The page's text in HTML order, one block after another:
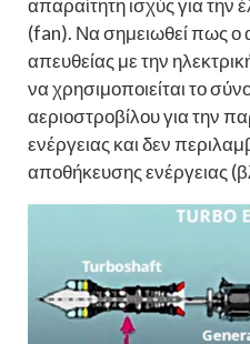
απαραίτητη ισχύς για την
(fan). Να σημειωθεί πως ο
απευθείας με την
να χρησιμοποιείται το
αεριοστροβίλου για την
ενέργειας και δεν
αποθήκευσης ενέργειας